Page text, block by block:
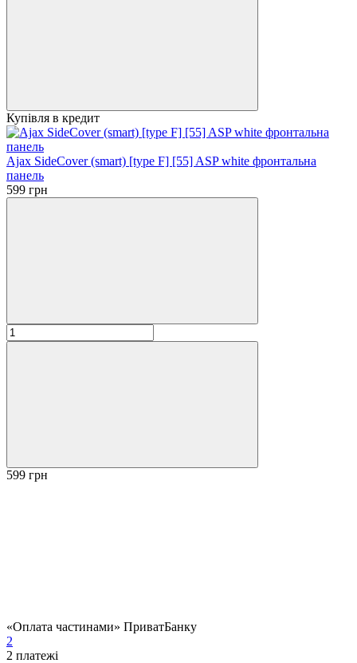
Купівля в кредит
Ajax SideCover (smart) [type F] [55] ASP white фронтальна
панель
599 грн
599 грн
«Оплата частинами» ПриватБанку
2
2 платежі